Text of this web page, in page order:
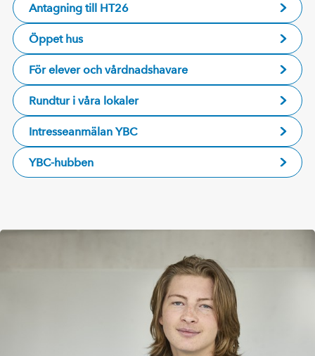
Antagning till HT26
Öppet hus
För elever och vårdnadshavare
Rundtur i våra lokaler
Intresseanmälan YBC
YBC-hubben